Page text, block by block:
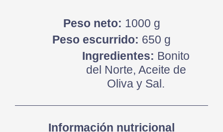
Peso neto: 1000 g
Peso escurrido: 650 g
Ingredientes: Bonito
del Norte, Aceite de
Oliva y Sal.
Información nutricional